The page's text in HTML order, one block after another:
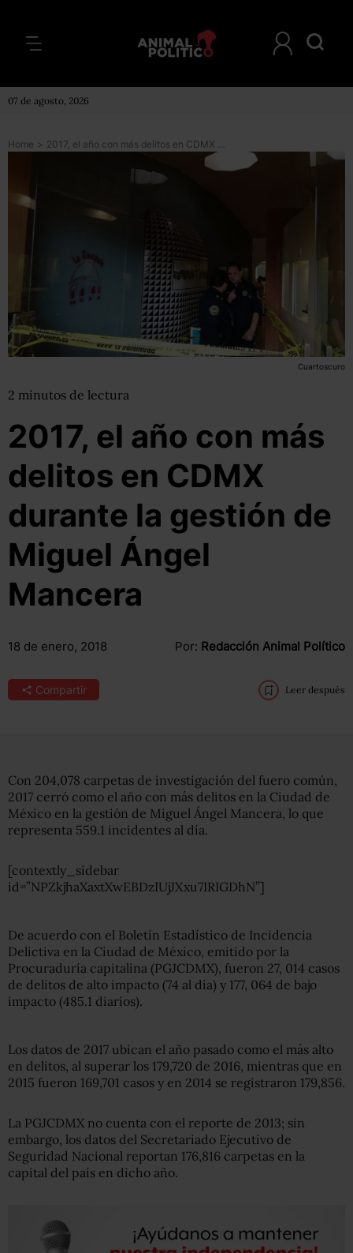
07 de agosto, 2026
Home > 2017, el año con más delitos en CDMX durante la gestión de Miguel Ángel Mancera
Cuartoscuro
2 minutos de lectura
2017, el año con más
delitos en CDMX
durante la gestión de
Miguel Ángel
Mancera
18 de enero, 2018 Por: Redacción Animal Político
Compartir Leer después
Con 204,078 carpetas de investigación del fuero común,
2017 cerró como el año con más delitos en la Ciudad de
México en la gestión de Miguel Ángel Mancera, lo que
representa 559.1 incidentes al día.
[contextly_sidebar
id=”NPZkjhaXaxtXwEBDzIUjJXxu7IRIGDhN”]
De acuerdo con el Boletín Estadístico de Incidencia
Delictiva en la Ciudad de México, emitido por la
Procuraduría capitalina (PGJCDMX), fueron 27, 014 casos
de delitos de alto impacto (74 al día) y 177, 064 de bajo
impacto (485.1 diarios).
Los datos de 2017 ubican el año pasado como el más alto
en delitos, al superar los 179,720 de 2016, mientras que en
2015 fueron 169,701 casos y en 2014 se registraron 179,856.
La PGJCDMX no cuenta con el reporte de 2013; sin
embargo, los datos del Secretariado Ejecutivo de
Seguridad Nacional reportan 176,816 carpetas en la
capital del país en dicho año.